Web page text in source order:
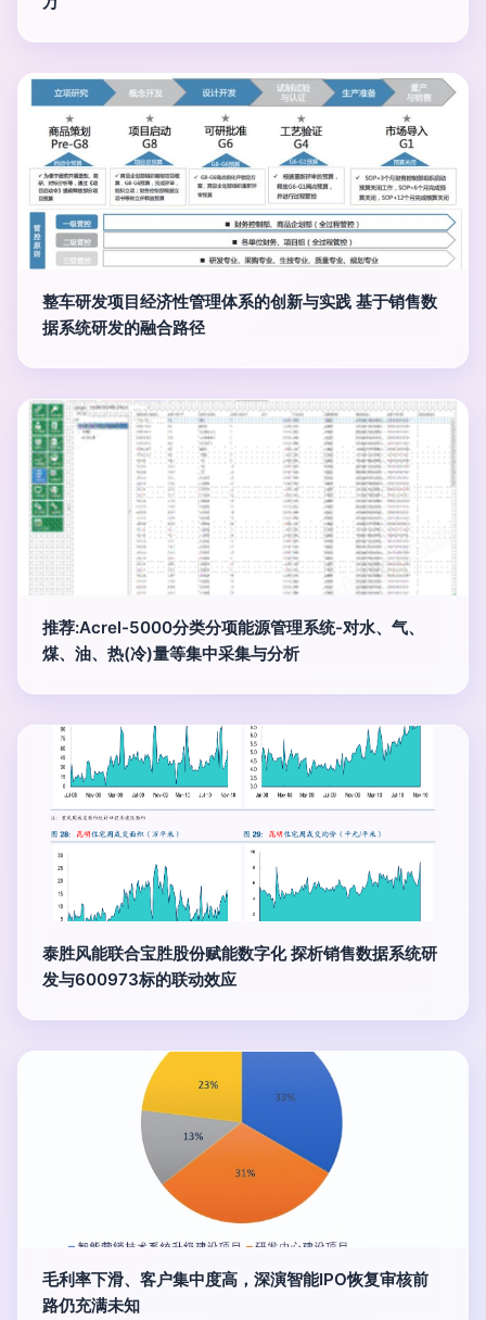
整车研发项目经济性管理体系的创新与实践 基于销售数
据系统研发的融合路径
推荐:Acrel-5000分类分项能源管理系统-对水、气、
煤、油、热(冷)量等集中采集与分析
泰胜风能联合宝胜股份赋能数字化 探析销售数据系统研
发与600973标的联动效应
毛利率下滑、客户集中度高，深演智能IPO恢复审核前
路仍充满未知